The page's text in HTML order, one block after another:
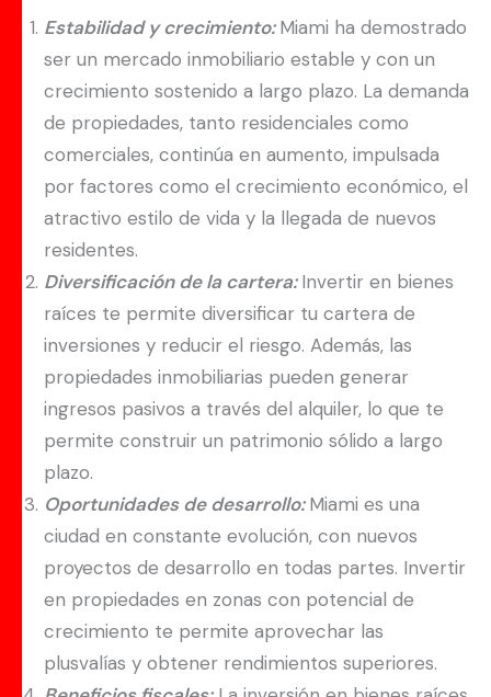
Estabilidad y crecimiento:Miami ha demostrado
ser un mercado inmobiliario estable y con un
crecimiento sostenido a largo plazo. La demanda
de propiedades, tanto residenciales como
comerciales, continúa en aumento, impulsada
por factores como el crecimiento económico, el
atractivo estilo de vida y la llegada de nuevos
residentes.
Diversificación de la cartera:Invertir en bienes
raíces te permite diversificar tu cartera de
inversiones y reducir el riesgo. Además, las
propiedades inmobiliarias pueden generar
ingresos pasivos a través del alquiler, lo que te
permite construir un patrimonio sólido a largo
plazo.
Oportunidades de desarrollo:Miami es una
ciudad en constante evolución, con nuevos
proyectos de desarrollo en todas partes. Invertir
en propiedades en zonas con potencial de
crecimiento te permite aprovechar las
plusvalías y obtener rendimientos superiores.